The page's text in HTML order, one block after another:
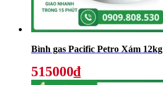
Bình gas Pacific Petro Xám 12kg
515000₫